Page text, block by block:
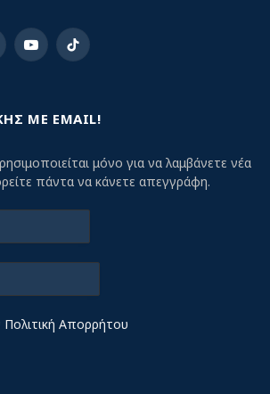
YouTubeTikTok
ΜΕ EMAIL!
μόνο για να λαμβάνετε νέα
πάντα να κάνετε απεγγράφη.
Πολιτική Απορρήτου